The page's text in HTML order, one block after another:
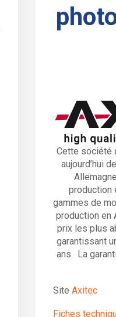
Cette société
aujourd’hui
production
gammes de
production en
prix les plus
garantissant
ans. La
Site Axitec
Fiches